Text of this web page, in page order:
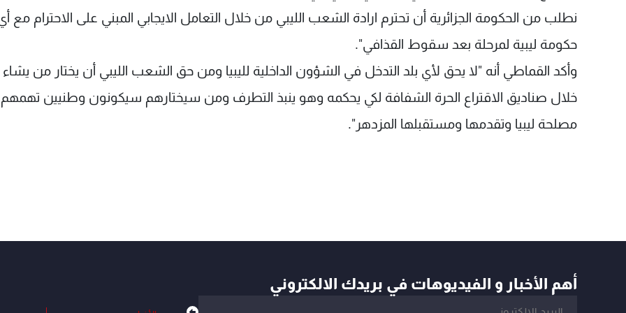
نطلب من الحكومة الجزائرية أن تحترم ارادة الشعب الليبي من خلال التعامل الايجابي المبني على الاحترام مع
حكومة ليبية لمرحلة بعد سقوط القذافي".
وأكد القماطي أنه "لا يحق لأي بلد التدخل في الشؤون الداخلية لليبيا ومن حق الشعب الليبي أن يختار من
خلال صناديق الاقتراع الحرة الشفافة لكي يحكمه وهو ينبذ التطرف ومن سيختارهم سيكونون وطنيين تهمهم
مصلحة ليبيا وتقدمها ومستقبلها المزدهر".
أهم الأخبار و الفيديوهات في بريدك الالكتروني